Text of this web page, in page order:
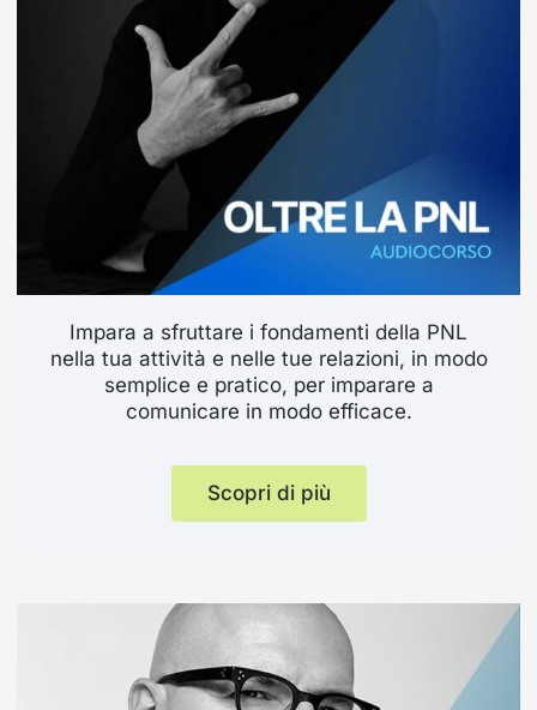
Impara a sfruttare i fondamenti della PNL
nella tua attività e nelle tue relazioni, in modo
semplice e pratico, per imparare a
comunicare in modo efficace.
Scopri di più